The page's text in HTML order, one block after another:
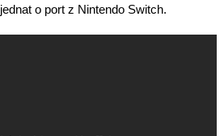
o port z Nintendo Switch.